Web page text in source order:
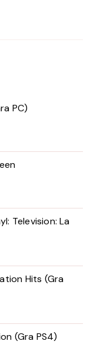
PC)
Television: La
Hits (Gra
(Gra PS4)